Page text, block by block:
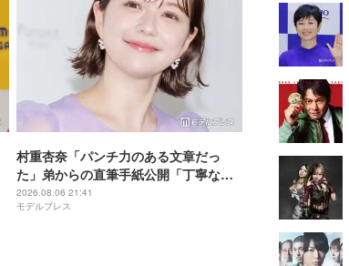
村重杏奈「パンチ力のある文章だっ
た」弟からの直筆手紙公開「丁寧な
字」「読みやすい」と反響
2026.08.06 21:41
モデルプレス